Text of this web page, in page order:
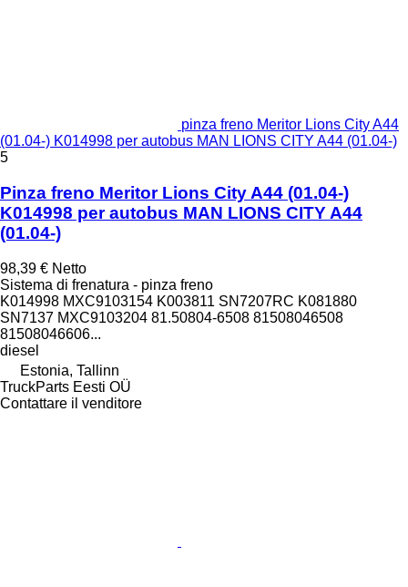
pinza freno Meritor Lions City A44
(01.04-) K014998 per autobus MAN LIONS CITY A44 (01.04-)
5
Pinza freno Meritor Lions City A44 (01.04-)
K014998 per autobus MAN LIONS CITY A44
(01.04-)
98,39 € Netto
Sistema di frenatura - pinza freno
K014998 MXC9103154 K003811 SN7207RC K081880
SN7137 MXC9103204 81.50804-6508 81508046508
81508046606...
diesel
Estonia, Tallinn
TruckParts Eesti OÜ
Contattare il venditore